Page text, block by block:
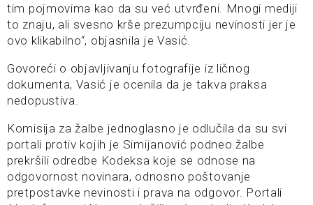
tim pojmovima kao da su već utvrđeni. Mnogi mediji
to znaju, ali svesno krše prezumpciju nevinosti jer je
ovo klikabilno“, objasnila je Vasić.
Govoreći o objavljivanju fotografije iz ličnog
dokumenta, Vasić je ocenila da je takva praksa
nedopustiva.
Komisija za žalbe jednoglasno je odlučila da su svi
portali protiv kojih je Simijanović podneo žalbe
prekršili odredbe Kodeksa koje se odnose na
odgovornost novinara, odnosno poštovanje
pretpostavke nevinosti i prava na odgovor. Portali